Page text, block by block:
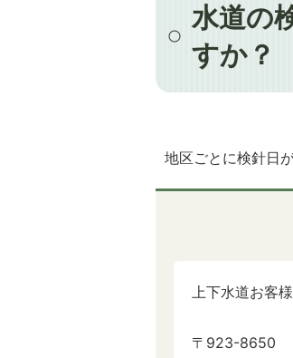
水道の
すか？
地区ごとに検針日
上下水道お客
〒923-8650